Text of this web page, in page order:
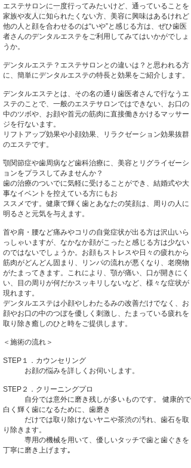
お知らせ
エステサロンに一度行ってみたいけど、通っていることを
家族や友人に知られたくない方、美容に興味はあるけれど
他の人と顔を合わせるのは“いや”と感じる方は、ぜひ歯医
者さんのデンタルエステをご利用してみてはいかがでしょ
うか。
デンタルエステ？エステサロンとの違いは？と思われる方
に、簡単にデンタルエステの特長と効果をご紹介します。
デンタルエステとは、その名の通り歯医者さんで行なうエ
ステのことで、一般のエステサロンではできない、お口の
中のツボや、お顔や首元の筋肉に直接働きかけるマッサー
ジを行ないます。
リフトアップ効果や小顔効果、リラクゼーション効果抜群
のエステです。
顎関節症や歯周病など歯科治療に、美容とリグライゼーシ
ョンをプラスしてみませんか？
歯の治療のついでに気軽に受けることができ、結婚式や大
事なイベントを控えている方にもお
ススメです。健康で輝く歯とあなたの笑顔は、周りの人に
明るさと元気を与えます。
首や肩・腰など痛みやコリの自覚症状が出る方は沢山いら
っしゃいますが、なかなか顔がこったと感じる方は少ない
のではないでしょうか。お顔もストレスや日々の疲れから
筋肉がどんどん固まり、リンパの流れが悪くなり、老廃物
がたまってきます。これにより、顎が痛い、口が開きにく
い、目の周りが何だかスッキリしないなど、様々な症状が
現れます。
デンタルエステは小顔やしわたるみの改善だけでなく、お
顔やお口の中のつぼを優しく刺激し、たまっている疲れを
取り除き癒しのひと時をご提供します。
＜施術の流れ＞
STEP１．カウンセリング
お顔の悩みを詳しくお伺いします。
STEP２．クリーニングプロ
自分では意外に磨き残しが多いものです。 健康的で
白く輝く歯になるために、歯磨き
だけでは取り除けないヤニや茶渋の汚れ、歯石を取
り除きます。
専用の機械を用いて、優しいタッチで歯と歯ぐきを
丁寧に磨き上げます｡